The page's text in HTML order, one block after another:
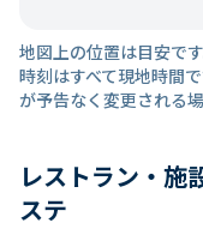
地図上の位置は目安です
時刻はすべて現地時間
が予告なく変更される
レストラン・施
ステ